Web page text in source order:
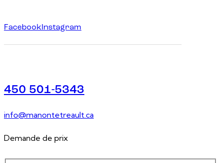
FacebookInstagram
450 501-5343
info@manontetreault.ca
Demande de prix